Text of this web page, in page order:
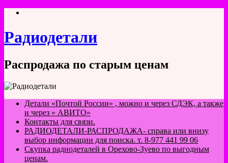
Перейти
содержимому
Радиодетали
Распродажа по старым ценам
Детали «Почтой России» , можно и через СДЭК, а также
и через » АВИТО»
Контакты для связи.
РАДИОДЕТАЛИ-РАСПРОДАЖА- справа или внизу
выбор информации для поиска. т. 8-977 441 99 06
Скупка радиодеталей в Орехово-Зуево по выгодным
ценам.